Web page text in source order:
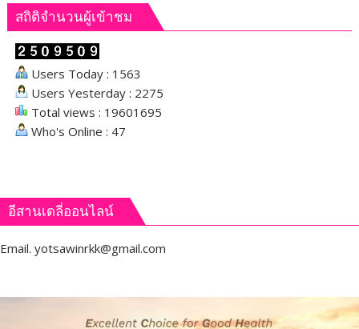
สถิติจำนวนผู้เข้าชม
Users Today : 1563
Users Yesterday : 2275
Total views : 19601695
Who's Online : 47
อีสานเดลี่ออนไลน์
Email. yotsawinrkk@gmail.com